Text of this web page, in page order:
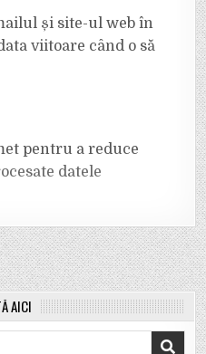
și site-ul web în
viitoare când o să
pentru a reduce
datele
AICI